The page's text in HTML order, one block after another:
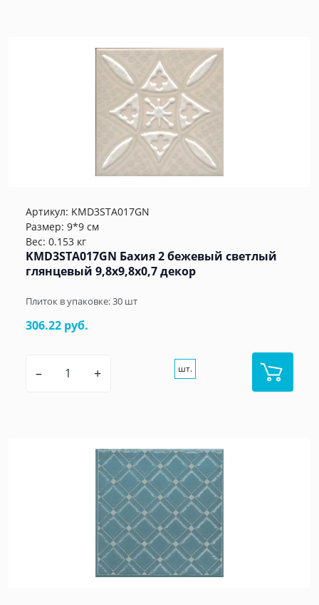
Артикул: KMD3STA017GN
Размер: 9*9 см
Вес: 0.153 кг
KMD3STA017GN Бахия 2 бежевый светлый
глянцевый 9,8x9,8x0,7 декор
Плиток в упаковке:30 шт
306.22 руб.
– + шт.